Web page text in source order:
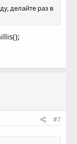
делайте раз в
#7